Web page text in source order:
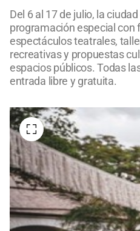
Del 6 al 17 de julio, la
programación especial con
espectáculos teatrales,
recreativas y propuestas
espacios públicos. Todas
entrada libre y gratuita.